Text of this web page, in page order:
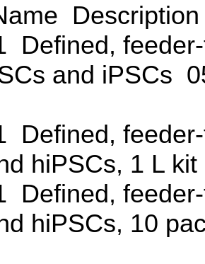
Defined,
and iPSCs
Defined,
hiPSCs, 1 L
Defined,
hiPSCs, 10